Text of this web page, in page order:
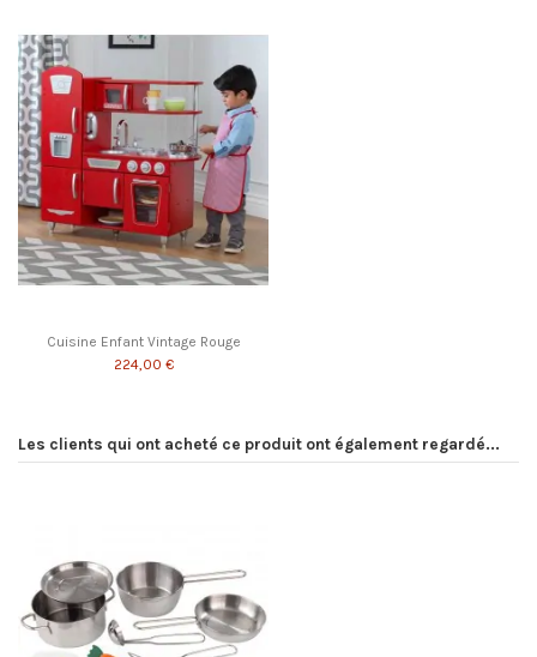
Cuisine Enfant Vintage Rouge
224,00 €
Les clients qui ont acheté ce produit ont également regardé...